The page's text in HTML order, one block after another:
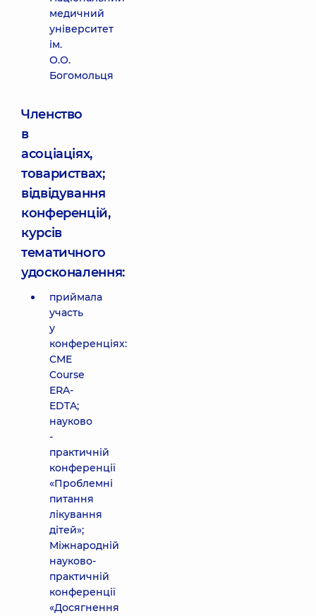
медичний
університет
ім.
О.О.
Богомольця
Членство
в
асоціаціях,
товариствах;
відвідування
конференцій,
курсів
тематичного
удосконалення:
приймала
участь
у
конференціях:
CME
Course
ERA-
EDTA;
науково
-
практичній
конференції
«Проблемні
питання
лікування
дітей»;
Міжнародній
науково-
практичній
конференції
«Досягнення